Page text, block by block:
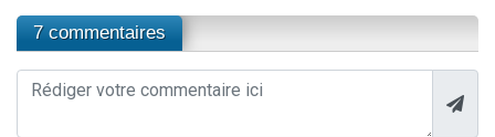
7 commentaires